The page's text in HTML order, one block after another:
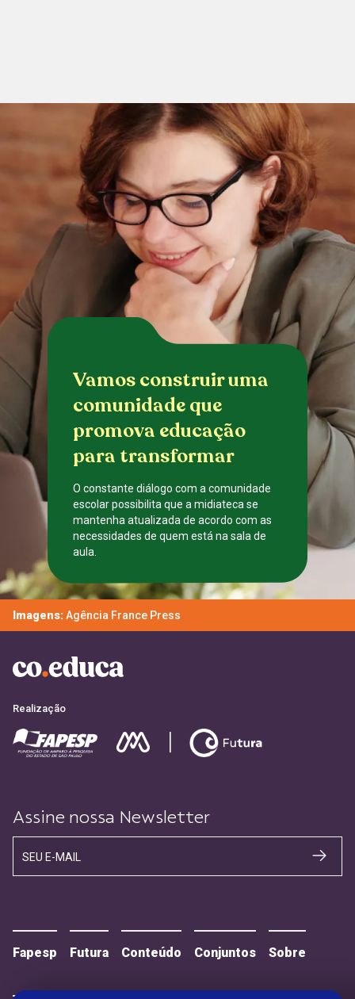
Vamos construir uma
comunidade que
promova educação
para transformar
O constante diálogo com a comunidade
escolar possibilita que a midiateca se
mantenha atualizada de acordo com as
necessidades de quem está na sala de
aula.
CADASTRE-SE
Imagens:Agência France Press
Realização
Assine nossa Newsletter
SEU E-MAIL
Fapesp Futura Conteúdo Conjuntos Sobre